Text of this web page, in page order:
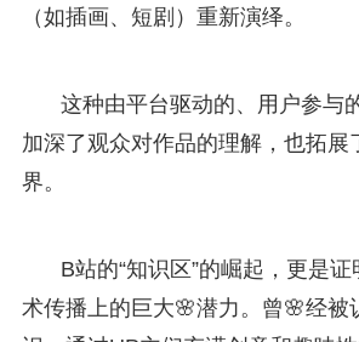
（如插画、短剧）重新演绎。
这种由平台驱动的、用户参与
加深了观众对作品的理解，也拓展
界。
B站的“知识区”的崛起，更是
术传播上的巨大🌸潜力。曾🌸经被